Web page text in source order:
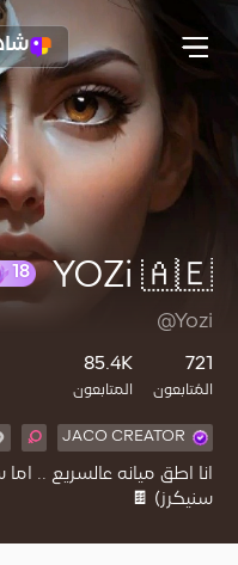
YOZi 🇦🇪
@Yozi
721
المُتابعون
85.4K
المتابعون
JACO CREATOR
انا اطق ميانه عالسريع ..
سنيكرز) 🍫